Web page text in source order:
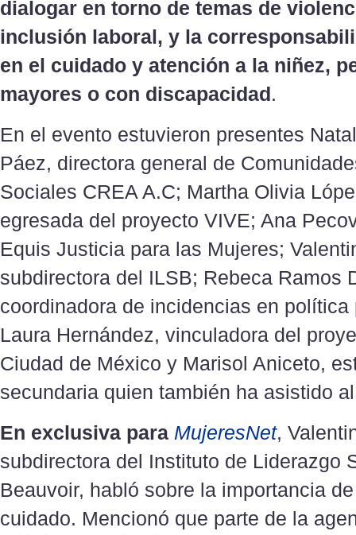
dialogar en torno de temas de
inclusión laboral, y la
en el cuidado y atención a la niñez,
mayores o con discapacidad.
En el evento estuvieron presentes
Páez, directora general de
Sociales CREA A.C; Martha Olivia
egresada del proyecto VIVE; Ana
Equis Justicia para las Mujeres;
subdirectora del ILSB; Rebeca Ramos
coordinadora de incidencias en política
Laura Hernández, vinculadora del
Ciudad de México y Marisol Aniceto,
secundaria quien también ha asistido
En exclusiva para MujeresNet,
subdirectora del Instituto de Liderazgo
Beauvoir, habló sobre la importancia
cuidado. Mencionó que parte de la